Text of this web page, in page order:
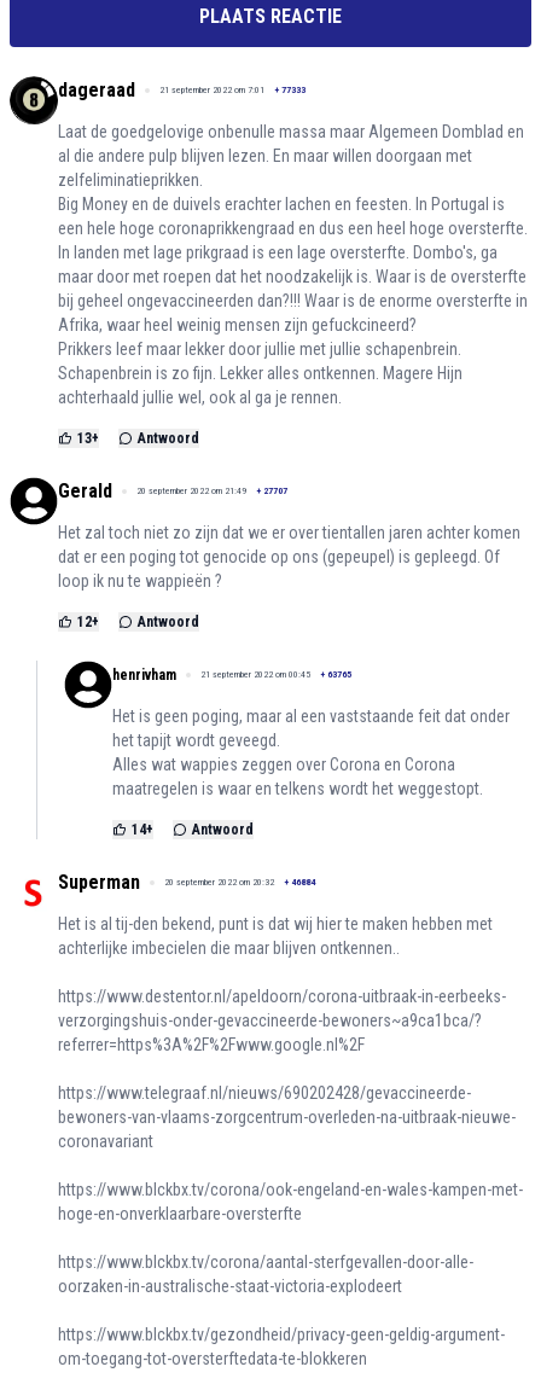
PLAATS REACTIE
dageraad 21 september 2022 om 7:01 + 77333
Laat de goedgelovige onbenulle massa maar Algemeen Domblad en
al die andere pulp blijven lezen. En maar willen doorgaan met
zelfeliminatieprikken.
Big Money en de duivels erachter lachen en feesten. In Portugal is
een hele hoge coronaprikkengraad en dus een heel hoge oversterfte.
In landen met lage prikgraad is een lage oversterfte. Dombo's, ga
maar door met roepen dat het noodzakelijk is. Waar is de oversterfte
bij geheel ongevaccineerden dan?!!! Waar is de enorme oversterfte in
Afrika, waar heel weinig mensen zijn gefuckcineerd?
Prikkers leef maar lekker door jullie met jullie schapenbrein.
Schapenbrein is zo fijn. Lekker alles ontkennen. Magere Hijn
achterhaald jullie wel, ook al ga je rennen.
13+ Antwoord
Gerald 20 september 2022 om 21:49 + 27707
Het zal toch niet zo zijn dat we er over tientallen jaren achter komen
dat er een poging tot genocide op ons (gepeupel) is gepleegd. Of
loop ik nu te wappieën ?
12+ Antwoord
henrivham 21 september 2022 om 00:45 + 63765
Het is geen poging, maar al een vaststaande feit dat onder
het tapijt wordt geveegd.
Alles wat wappies zeggen over Corona en Corona
maatregelen is waar en telkens wordt het weggestopt.
14+ Antwoord
Superman 20 september 2022 om 20:32 + 46884
Het is al tij-den bekend, punt is dat wij hier te maken hebben met
achterlijke imbecielen die maar blijven ontkennen..
https://www.destentor.nl/apeldoorn/corona-uitbraak-in-eerbeeks-
verzorgingshuis-onder-gevaccineerde-bewoners~a9ca1bca/?
referrer=https%3A%2F%2Fwww.google.nl%2F
https://www.telegraaf.nl/nieuws/690202428/gevaccineerde-
bewoners-van-vlaams-zorgcentrum-overleden-na-uitbraak-nieuwe-
coronavariant
https://www.blckbx.tv/corona/ook-engeland-en-wales-kampen-met-
hoge-en-onverklaarbare-oversterfte
https://www.blckbx.tv/corona/aantal-sterfgevallen-door-alle-
oorzaken-in-australische-staat-victoria-explodeert
https://www.blckbx.tv/gezondheid/privacy-geen-geldig-argument-
om-toegang-tot-oversterftedata-te-blokkeren